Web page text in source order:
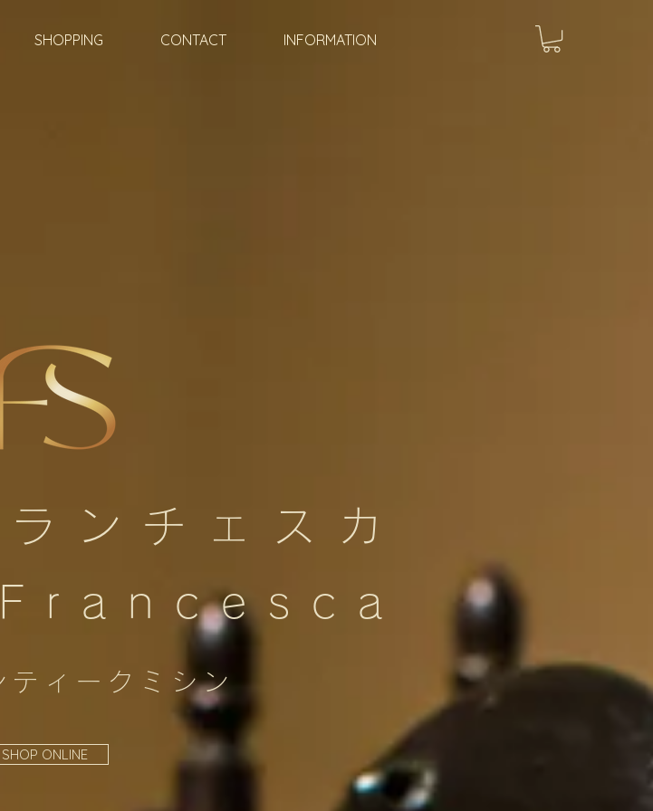
SHOPPING CONTACT INFORMATION
ンチェスカ
ティークミシン
SHOP ONLINE